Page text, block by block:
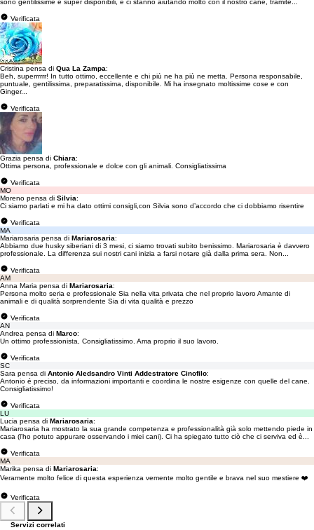
Verificata
Cristina pensa di Qua La Zampa:
Beh, superrrrrr! In tutto ottimo, eccellente e chi più ne ha più ne metta. Persona responsabile,
puntuale, gentilissima, preparatissima, disponibile. Mi ha insegnato moltissime cose e con
Ginger...
Verificata
Grazia pensa di Chiara:
Ottima persona, professionale e dolce con gli animali. Consigliatissima
Verificata
MO
Moreno pensa di Silvia:
Ci siamo parlati e mi ha dato ottimi consigli,con Silvia sono d’accordo che ci dobbiamo risentire
Verificata
MA
Mariarosaria pensa di Mariarosaria:
Abbiamo due husky siberiani di 3 mesi, ci siamo trovati subito benissimo. Mariarosaria è davvero
professionale. La differenza sui nostri cani inizia a farsi notare già dalla prima sera. Non...
Verificata
AM
Anna Maria pensa di Mariarosaria:
Persona molto seria e professionale Sia nella vita privata che nel proprio lavoro Amante di
animali e di qualità sorprendente Sia di vita qualità e prezzo
Verificata
AN
Andrea pensa di Marco:
Un ottimo professionista, Consigliatissimo. Ama proprio il suo lavoro.
Verificata
SC
Sara pensa di Antonio Aledsandro Vinti Addestratore Cinofilo:
Antonio é preciso, da informazioni importanti e coordina le nostre esigenze con quelle del cane.
Consigliatissimo!
Verificata
LU
Lucia pensa di Mariarosaria:
Mariarosaria ha mostrato la sua grande competenza e professionalità già solo mettendo piede in
casa (l'ho potuto appurare osservando i miei cani). Ci ha spiegato tutto ciò che ci serviva ed è...
Verificata
MA
Marika pensa di Mariarosaria:
Veramente molto felice di questa esperienza vemente molto gentile e brava nel suo mestiere ❤️
Verificata
Servizi correlati